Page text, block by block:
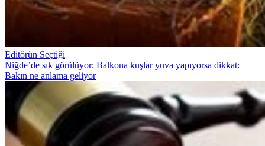
Editörün Seçtiği
Niğde’de sık görülüyor: Balkona kuşlar yuva yapıyorsa dikkat:
Bakın ne anlama geliyor